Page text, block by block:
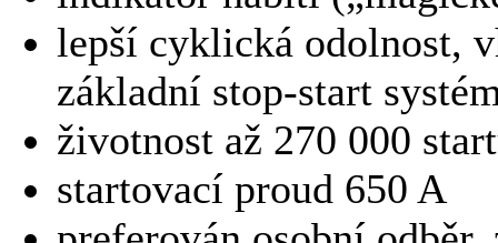
lepší cyklická odolnost,
základní stop-start
životnost až 270 000
startovací proud 650 A